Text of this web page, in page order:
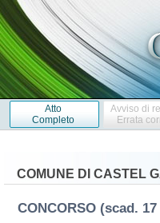
Atto
Completo
Avviso di
Errata
COMUNE DI CASTEL
CONCORSO (scad.